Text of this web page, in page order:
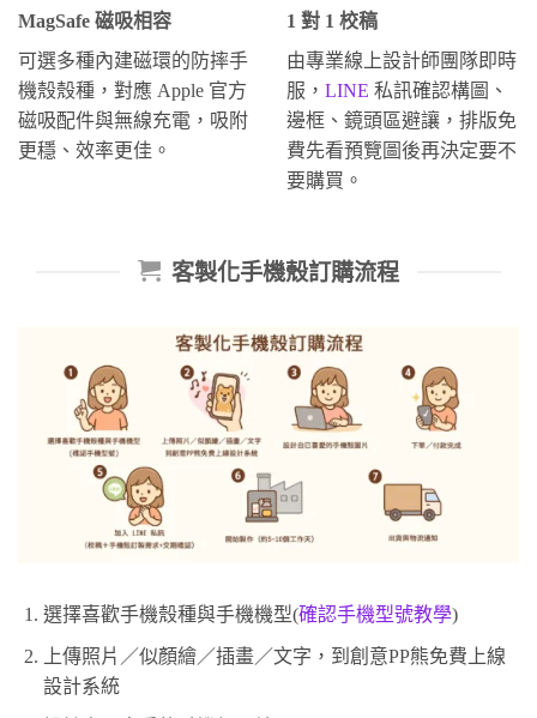
MagSafe 磁吸相容
可選多種內建磁環的防摔手
機殼殼種，對應 Apple 官方
磁吸配件與無線充電，吸附
更穩、效率更佳。
1 對 1 校稿
由專業線上設計師團隊即時
服， LINE 私訊確認構圖、
邊框、鏡頭區避讓，排版免
費先看預覽圖後再決定要不
要購買。
客製化手機殼訂購流程
選擇喜歡手機殼種與手機機型(確認手機型號教學)
上傳照片／似顏繪／插畫／文字，到創意PP熊免費上線
設計系統